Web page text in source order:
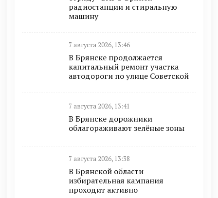
радиостанции и стиральную
машину
7 августа 2026, 13:46
В Брянске продолжается
капитальный ремонт участка
автодороги по улице Советской
7 августа 2026, 13:41
В Брянске дорожники
облагораживают зелёные зоны
7 августа 2026, 13:38
В Брянской области
избирательная кампания
проходит активно